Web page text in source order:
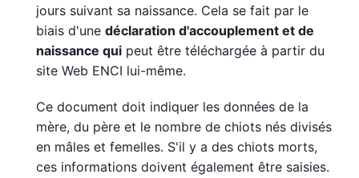
jours suivant sa naissance. Cela se fait par le
biais d'une déclaration d'accouplement et de
naissance qui peut être téléchargée à partir du
site Web ENCI lui-même.
Ce document doit indiquer les données de la
mère, du père et le nombre de chiots nés divisés
en mâles et femelles. S'il y a des chiots morts,
ces informations doivent également être saisies.